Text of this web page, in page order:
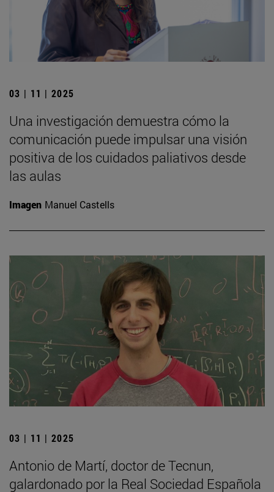
03 | 11 | 2025
Una investigación demuestra cómo la
comunicación puede impulsar una visión
positiva de los cuidados paliativos desde
las aulas
Imagen Manuel Castells
03 | 11 | 2025
Antonio de Martí, doctor de Tecnun,
galardonado por la Real Sociedad Española